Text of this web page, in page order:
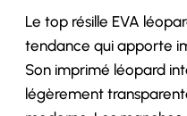
20,00 €.10,00
Le top résille EVA
tendance qui apporte
Son imprimé léopard
légèrement